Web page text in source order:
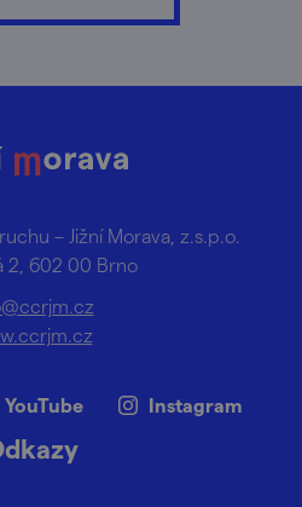
– Jižní Morava, z.s.p.o.
2, 602 00 Brno
YouTube Instagram